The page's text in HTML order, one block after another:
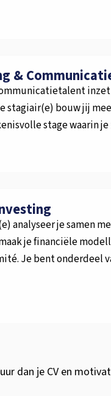
&
bouw jij
stage
analyseer je samen
je financiële
Je bent onderdeel
dan je CV en